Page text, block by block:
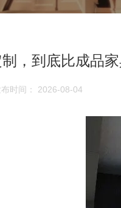
，到底比成品
布时间： 2026-08-04